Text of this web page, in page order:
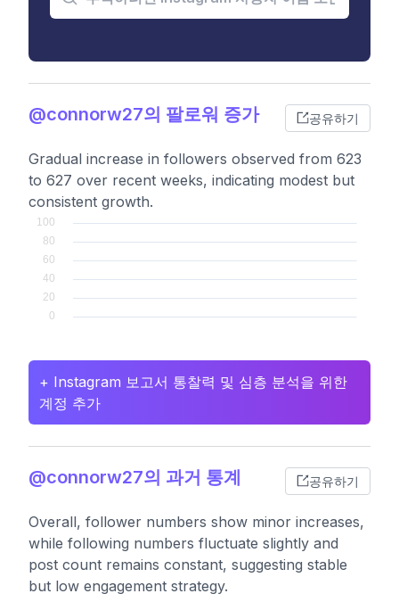
@connorw27의 팔로워 증가 공유하기
Gradual increase in followers observed from 623
to 627 over recent weeks, indicating modest but
consistent growth.
+ Instagram 보고서 통찰력 및 심층 분석을 위한
계정 추가
@connorw27의 과거 통계 공유하기
Overall, follower numbers show minor increases,
while following numbers fluctuate slightly and
post count remains constant, suggesting stable
but low engagement strategy.